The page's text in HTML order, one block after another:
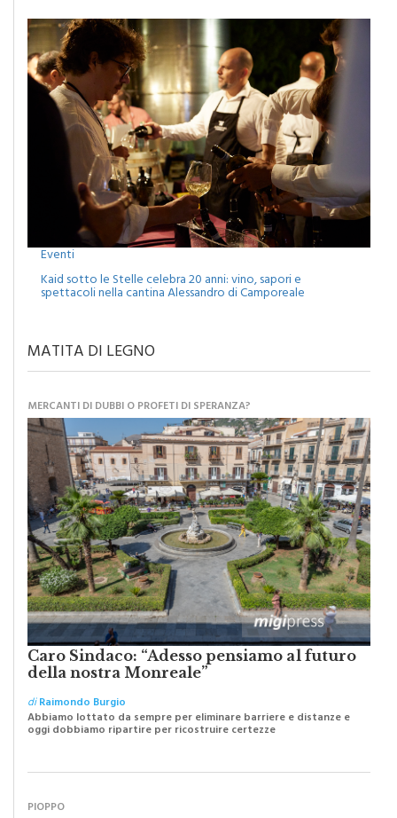
Kaid sotto le Stelle celebra 20 anni: vino, sapori e
spettacoli nella cantina Alessandro di Camporeale
Caro Sindaco: “Adesso pensiamo al futuro
della nostra Monreale”
diRaimondo Burgio
Abbiamo lottato da sempre per eliminare barriere e distanze e
oggi dobbiamo ripartire per ricostruire certezze